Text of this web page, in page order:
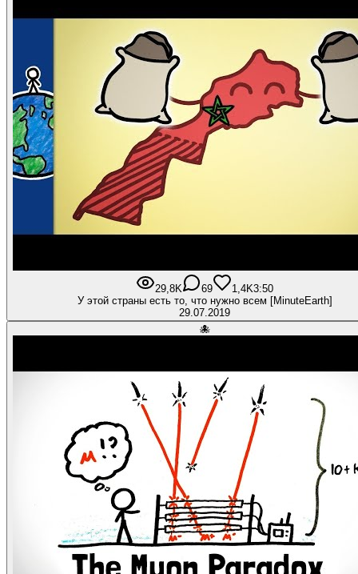
29,8K 69 1,4K3:50
У этой страны есть то, что нужно всем [MinuteEarth]
29.07.2019
🐙